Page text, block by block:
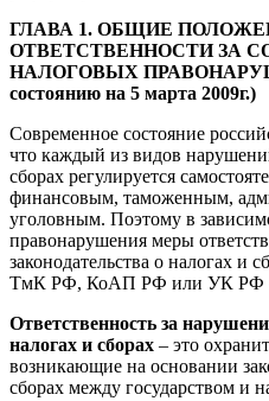
ГЛАВА 1. ОБЩИЕ
ОТВЕТСТВЕННОСТИ ЗА
НАЛОГОВЫХ
состоянию на 5 марта 2009г.)
Современное состояние
что каждый из видов
сборах регулируется
финансовым, таможенным,
уголовным. Поэтому в
правонарушения меры
законодательства о налогах и
ТмК РФ, КоАП РФ или УК РФ
Ответственность за
налогах и сборах – это
возникающие на основании
сборах между государством и